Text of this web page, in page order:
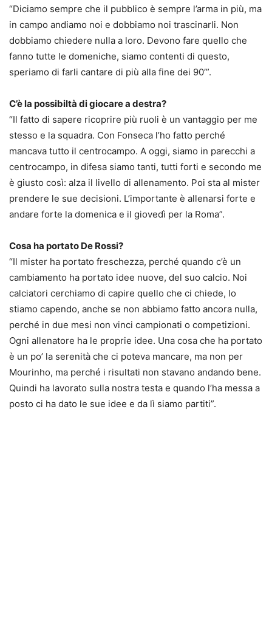
“Diciamo sempre che il pubblico è sempre l’arma in più, ma
in campo andiamo noi e dobbiamo noi trascinarli. Non
dobbiamo chiedere nulla a loro. Devono fare quello che
fanno tutte le domeniche, siamo contenti di questo,
speriamo di farli cantare di più alla fine dei 90′”.
C’è la possibiltà di giocare a destra?
“Il fatto di sapere ricoprire più ruoli è un vantaggio per me
stesso e la squadra. Con Fonseca l’ho fatto perché
mancava tutto il centrocampo. A oggi, siamo in parecchi a
centrocampo, in difesa siamo tanti, tutti forti e secondo me
è giusto così: alza il livello di allenamento. Poi sta al mister
prendere le sue decisioni. L’importante è allenarsi forte e
andare forte la domenica e il giovedì per la Roma”.
Cosa ha portato De Rossi?
“Il mister ha portato freschezza, perché quando c’è un
cambiamento ha portato idee nuove, del suo calcio. Noi
calciatori cerchiamo di capire quello che ci chiede, lo
stiamo capendo, anche se non abbiamo fatto ancora nulla,
perché in due mesi non vinci campionati o competizioni.
Ogni allenatore ha le proprie idee. Una cosa che ha portato
è un po’ la serenità che ci poteva mancare, ma non per
Mourinho, ma perché i risultati non stavano andando bene.
Quindi ha lavorato sulla nostra testa e quando l’ha messa a
posto ci ha dato le sue idee e da lì siamo partiti”.